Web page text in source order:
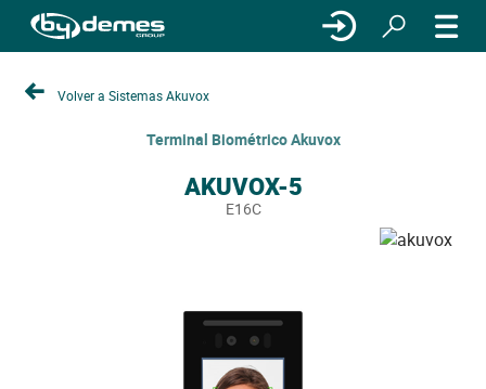
Volver a Sistemas Akuvox
Terminal Biométrico Akuvox
AKUVOX-5
E16C